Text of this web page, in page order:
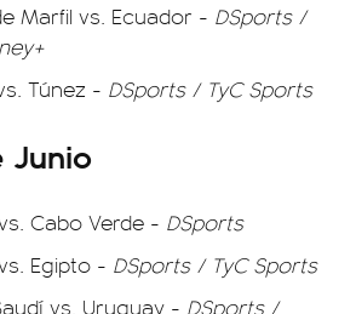
Marfil vs. Ecuador - DSports /
Túnez - DSports / TyC Sports
Junio
Cabo Verde - DSports
Egipto - DSports / TyC Sports
vs. Uruguay - DSports /